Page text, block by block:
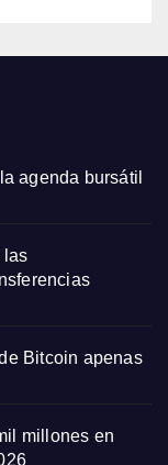
agenda bursátil
las
Bitcoin apenas
millones en